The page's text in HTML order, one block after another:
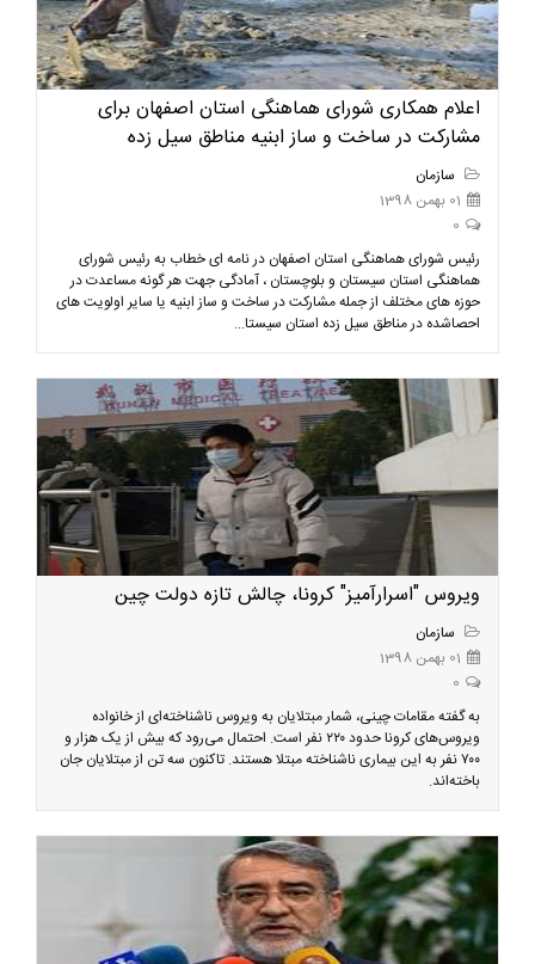
اعلام همکاری شورای هماهنگی استان اصفهان برای
مشارکت در ساخت و ساز ابنیه مناطق سیل زده
سازمان
01 بهمن 1398
0
رئیس شورای هماهنگی استان اصفهان در نامه ای خطاب به رئیس شورای
هماهنگی استان سیستان و بلوچستان ، آمادگی جهت هر گونه مساعدت در
حوزه های مختلف از جمله مشارکت در ساخت و ساز ابنیه یا سایر اولویت های
احصاشده در مناطق سیل زده استان سیستا...
ویروس "اسرارآمیز" کرونا، چالش تازه دولت چین
سازمان
01 بهمن 1398
0
به گفته مقامات چینی، شمار مبتلایان به ویروس ناشناخته‌ای از خانواده
ویروس‌های کرونا حدود ۲۲۰ نفر است. احتمال می‌‌رود که بیش از یک هزار و
۷۰۰ نفر به این بیماری ناشناخته مبتلا هستند. تاکنون سه تن از مبتلایان جان
باخته‌اند.